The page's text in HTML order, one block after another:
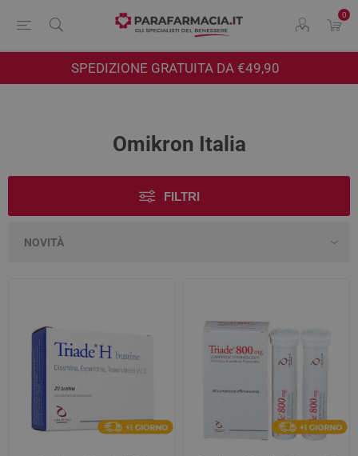
0
SPEDIZIONE GRATUITA DA €49,90
Omikron Italia
FILTRI